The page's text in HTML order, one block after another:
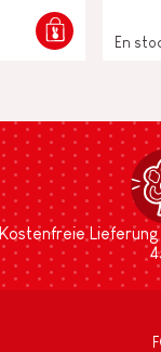
En
Kostenfreie